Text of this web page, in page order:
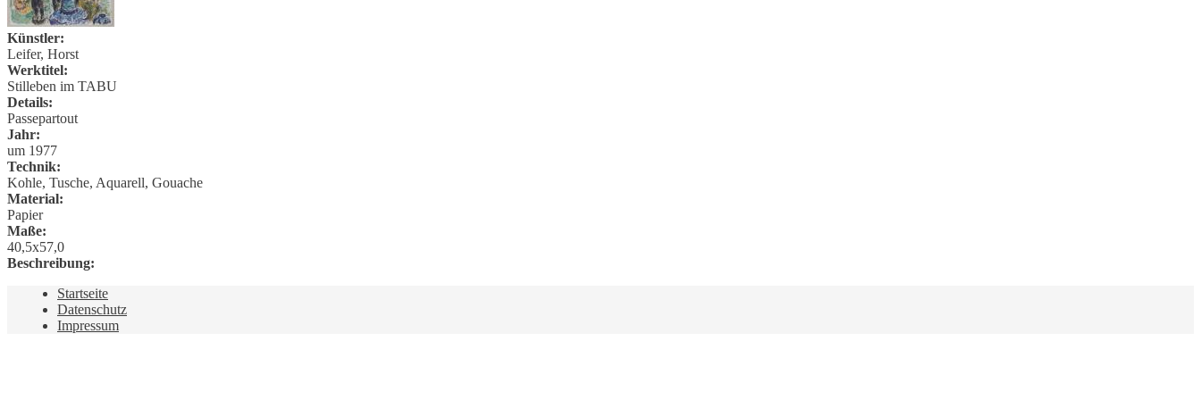
Künstler:
Leifer, Horst
Werktitel:
Stilleben im TABU
Details:
Passepartout
Jahr:
um 1977
Technik:
Kohle, Tusche, Aquarell, Gouache
Material:
Papier
Maße:
40,5x57,0
Beschreibung:
Startseite
Datenschutz
Impressum